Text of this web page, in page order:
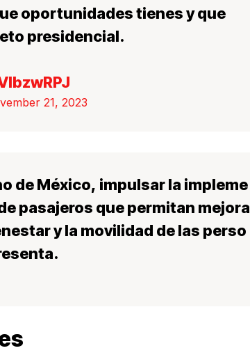
oportunidades tienes y que
presidencial.
21, 2023
de México, impulsar la impleme
pasajeros que permitan mejora
y la movilidad de las perso